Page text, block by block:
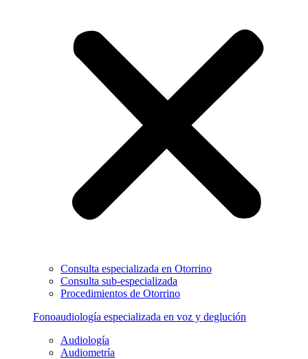
Consulta especializada en Otorrino
Consulta sub-especializada
Procedimientos de Otorrino
Fonoaudiología especializada en voz y deglución
Audiología
Audiometría